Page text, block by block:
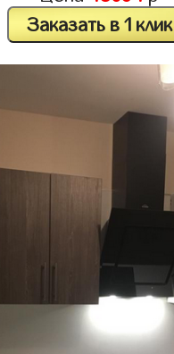
Заказать в 1 клик